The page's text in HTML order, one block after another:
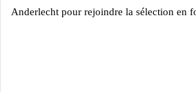
Anderlecht pour rejoindre la sélection en